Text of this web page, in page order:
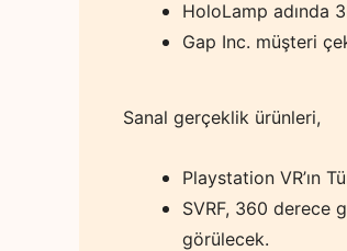
HoloLamp adında
Gap Inc. müşteri
Sanal gerçeklik ürünleri,
Playstation VR’ın
SVRF, 360 derece
görülecek.